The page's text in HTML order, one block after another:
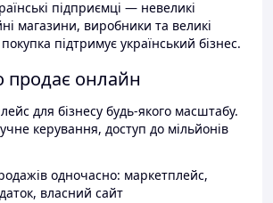
підприємці — невеликі
магазини, виробники та великі
підтримує український бізнес.
продає онлайн
для бізнесу будь-якого масштабу.
керування, доступ до мільйонів
одночасно: маркетплейс,
власний сайт